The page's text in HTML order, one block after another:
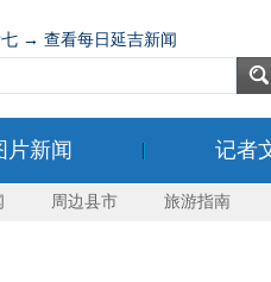
七 → 查看每日延吉新闻
片新闻 记者
周边县市 旅游指南